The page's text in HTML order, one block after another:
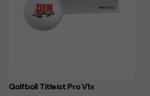
Golfboll Titleist Pro V1x